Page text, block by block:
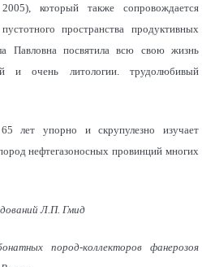
который также сопровождается
пространства продуктивных
Павловна посвятила всю свою жизнь
и очень литологии. трудолюбивый
лет упорно и скрупулезно изучает
нефтегазоносных провинций многих
Л.П. Гмид
пород-коллекторов фанерозоя